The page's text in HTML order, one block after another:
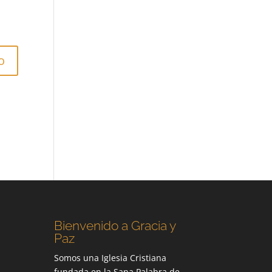
Bienvenido a Gracia y
Paz
Somos una Iglesia Cristiana